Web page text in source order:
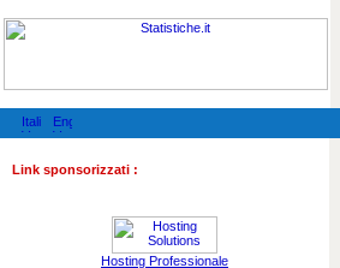
Link sponsorizzati :
Hosting Professionale